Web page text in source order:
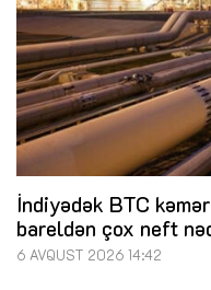
İndiyədək BTC
bareldən çox neft
6 AVQUST 2026 14:42